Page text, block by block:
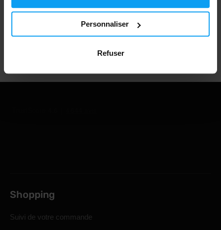
Personnaliser
Refuser
1.000.000+ clients
Shopping
Suivi de votre commande